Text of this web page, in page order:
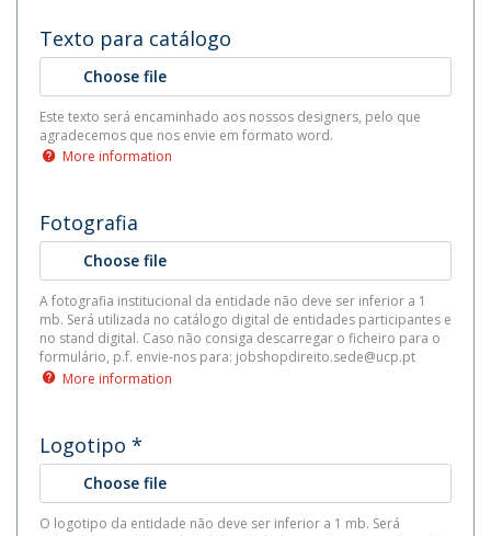
Texto para catálogo
Choose file
Este texto será encaminhado aos nossos designers, pelo que
agradecemos que nos envie em formato word.
More information
Fotografia
Choose file
A fotografia institucional da entidade não deve ser inferior a 1
mb. Será utilizada no catálogo digital de entidades participantes e
no stand digital. Caso não consiga descarregar o ficheiro para o
formulário, p.f. envie-nos para: jobshopdireito.sede@ucp.pt
More information
Logotipo *
Choose file
O logotipo da entidade não deve ser inferior a 1 mb. Será